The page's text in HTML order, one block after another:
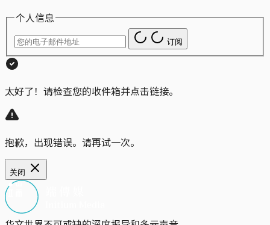
个人信息
订阅
太好了！请检查您的收件箱并点击链接。
抱歉，出现错误。请再试一次。
关闭